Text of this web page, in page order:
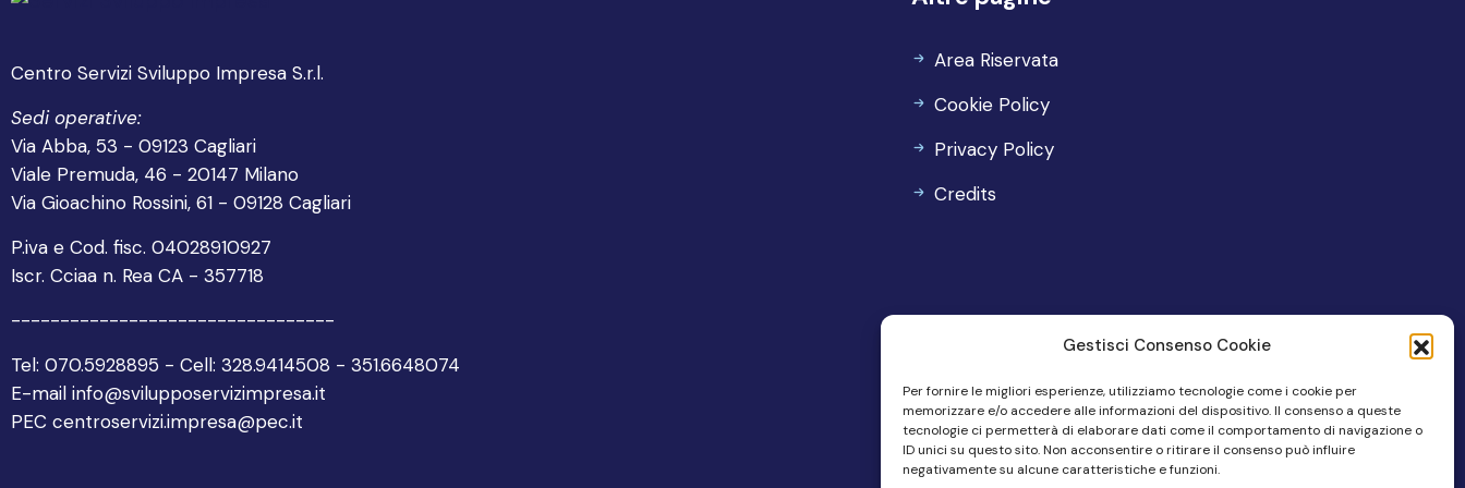
Gestisci Consenso Cookie
Per fornire le migliori esperienze, utilizziamo tecnologie come i cookie per
memorizzare e/o accedere alle informazioni del dispositivo. Il consenso a queste
tecnologie ci permetterà di elaborare dati come il comportamento di navigazione o
ID unici su questo sito. Non acconsentire o ritirare il consenso può influire
negativamente su alcune caratteristiche e funzioni.
Centro Servizi Sviluppo Impresa S.r.l.
Sedi operative:
Via Abba, 53 - 09123 Cagliari
Viale Premuda, 46 - 20147 Milano
Via Gioachino Rossini, 61 - 09128 Cagliari
P.iva e Cod. fisc. 04028910927
Iscr. Cciaa n. Rea CA - 357718
---------------------------------
Tel: 070.5928895 - Cell: 328.9414508 - 351.6648074
E-mail info@svilupposervizimpresa.it
PEC centroservizi.impresa@pec.it
Area Riservata
Cookie Policy
Privacy Policy
Credits